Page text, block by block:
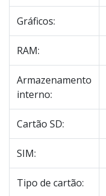
Gráficos:
RAM:
Armazenamento
interno:
Cartão SD:
SIM:
Tipo de cartão: